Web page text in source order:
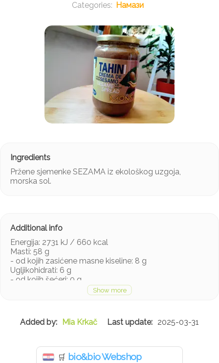
Намази
Pržene sjemenke SEZAMA iz ekološkog uzgoja,
morska sol.
Energija: 2731 kJ / 660 kcal
Masti: 58 g
- od kojih zasićene masne kiseline: 8 g
Ugljikohidrati: 6 g
- od kojih šećeri: 0 g
Mia Krkač 2025-03-31
🛒 bio&bio Webshop